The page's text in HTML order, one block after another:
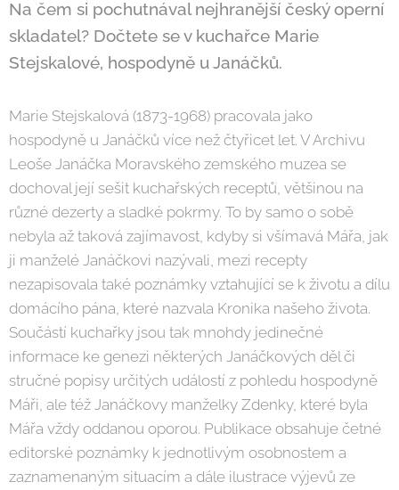
Na čem si pochutnával nejhranější český operní
skladatel? Dočtete se v kuchařce Marie
Stejskalové, hospodyně u Janáčků.
Marie Stejskalová (1873-1968) pracovala jako
hospodyně u Janáčků více než čtyřicet let. V Archivu
Leoše Janáčka Moravského zemského muzea se
dochoval její sešit kuchařských receptů, většinou na
různé dezerty a sladké pokrmy. To by samo o sobě
nebyla až taková zajímavost, kdyby si všímavá Mářa, jak
ji manželé Janáčkovi nazývali, mezi recepty
nezapisovala také poznámky vztahující se k životu a dílu
domácího pána, které nazvala Kronika našeho života.
Součástí kuchařky jsou tak mnohdy jedinečné
informace ke genezi některých Janáčkových děl či
stručné popisy určitých událostí z pohledu hospodyně
Máři, ale též Janáčkovy manželky Zdenky, které byla
Mářa vždy oddanou oporou. Publikace obsahuje četné
editorské poznámky k jednotlivým osobnostem a
zaznamenaným situacím a dále ilustrace výjevů ze